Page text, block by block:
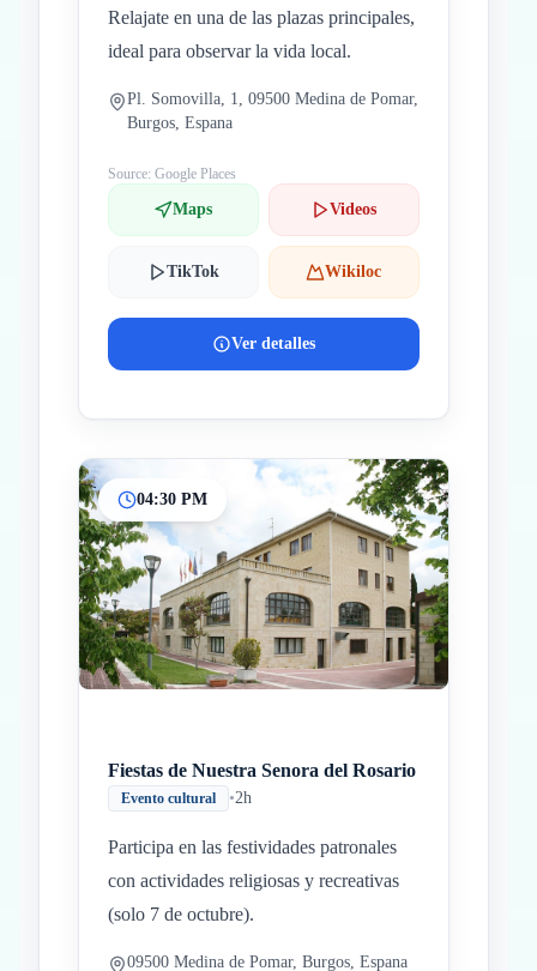
Relajate en una de las plazas principales,
ideal para observar la vida local.
Pl. Somovilla, 1, 09500 Medina de Pomar,
Burgos, Espana
Source: Google Places
Maps Videos
TikTok Wikiloc
Ver detalles
04:30 PM
Fiestas de Nuestra Senora del Rosario
Evento cultural •2h
Participa en las festividades patronales
con actividades religiosas y recreativas
(solo 7 de octubre).
09500 Medina de Pomar, Burgos, Espana